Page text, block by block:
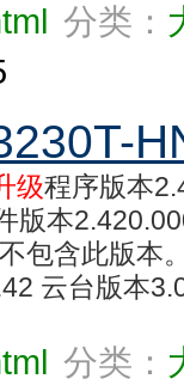
分类：
级程序版本
版本
包含此版本
云台版本
分类：